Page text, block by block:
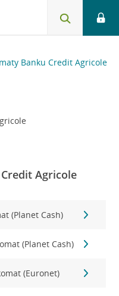
Banku Credit Agricole
Agricole
(Planet Cash)
(Planet Cash)
(Euronet)